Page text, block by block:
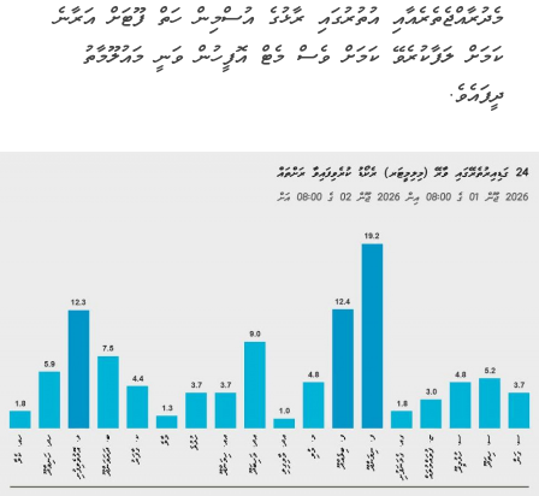
މެދުރާއްޖެތެރެއާއި އުތުރުގައި ރާޅުގެ އުސްމިން ހަތް ފޫޓަށް އަރާނެ
ކަމަށް ލަފާކުރެވޭ ކަމަށް ވެސް މެޓް އޮފީހުން ވަނީ މައުލޫމާތު
ދީފައެވެ.